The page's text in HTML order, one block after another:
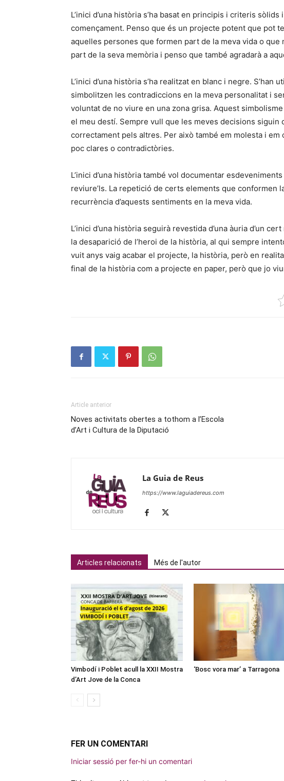
L’inici d’una història s’ha basat en principis i criteris
començament. Penso que és un projecte potent que pot
aquelles persones que formen part de la meva vida o que
part de la seva memòria i penso que també agradarà a
L’inici d’una història s’ha realitzat en blanc i negre.
simbolitzen les contradiccions en la meva personalitat i
voluntat de no viure en una zona grisa. Aquest
el meu destí. Sempre vull que les meves decisions siguin
correctament pels altres. Per això també em molesta i
poc clares o contradictòries.
L’inici d’una història també vol documentar
reviure’ls. La repetició de certs elements que conformen
recurrència d’aquests sentiments en la meva vida.
L’inici d’una història seguirà revestida d’una àuria d’un
la desaparició de l’heroi de la història, al qui sempre
vuit anys vaig acabar el projecte, la història, però en
final de la història com a projecte en paper, però que jo
Article anterior
Noves activitats obertes a tothom a l’Escola
d’Art i Cultura de la Diputació
La Guia de Reus
https://www.laguiadereus.com
Articles relacionats Més de l'autor
Vimbodí i Poblet acull la XXII Mostra
d’Art Jove de la Conca
‘Bosc vora mar’ a Tarragona
FER UN COMENTARI
Iniciar sessió per fer-hi un comentari